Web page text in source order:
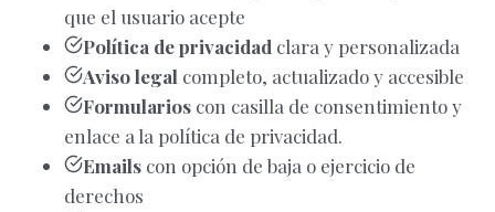
que el usuario acepte
Política de privacidad clara y personalizada
Aviso legal completo, actualizado y accesible
Formularios con casilla de consentimiento y
enlace a la política de privacidad.
Emails con opción de baja o ejercicio de
derechos